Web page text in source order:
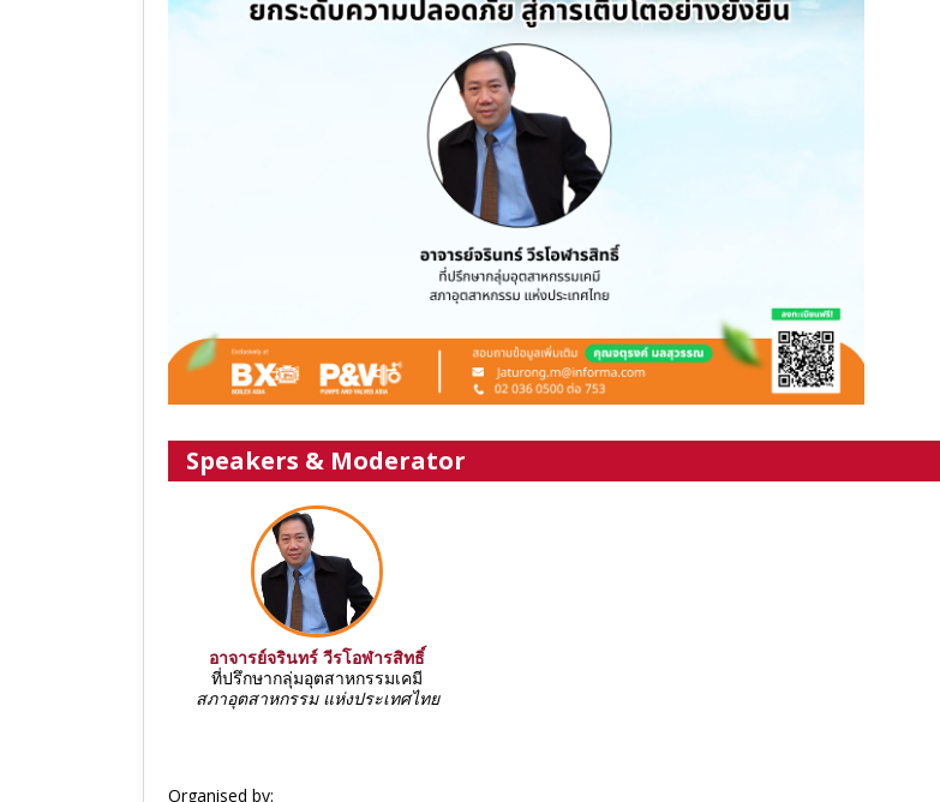
Speakers & Moderator
อาจารย์จรินทร์ วีรโอฬารสิทธิ์
ที่ปรึกษากลุ่มอุตสาหกรรมเคมี
สภาอุตสาหกรรม แห่งประเทศไทย
Organised by: